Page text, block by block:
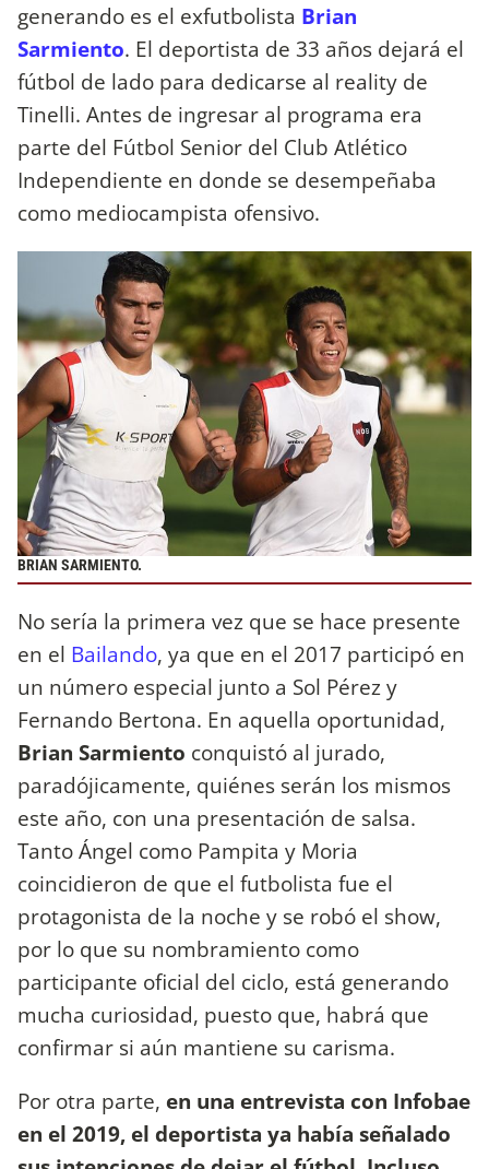
generando es el exfutbolista Brian
Sarmiento. El deportista de 33 años dejará el
fútbol de lado para dedicarse al reality de
Tinelli. Antes de ingresar al programa era
parte del Fútbol Senior del Club Atlético
Independiente en donde se desempeñaba
como mediocampista ofensivo.
BRIAN SARMIENTO.
No sería la primera vez que se hace presente
en el Bailando, ya que en el 2017 participó en
un número especial junto a Sol Pérez y
Fernando Bertona. En aquella oportunidad,
Brian Sarmiento conquistó al jurado,
paradójicamente, quiénes serán los mismos
este año, con una presentación de salsa.
Tanto Ángel como Pampita y Moria
coincidieron de que el futbolista fue el
protagonista de la noche y se robó el show,
por lo que su nombramiento como
participante oficial del ciclo, está generando
mucha curiosidad, puesto que, habrá que
confirmar si aún mantiene su carisma.
Por otra parte, en una entrevista con Infobae
en el 2019, el deportista ya había señalado